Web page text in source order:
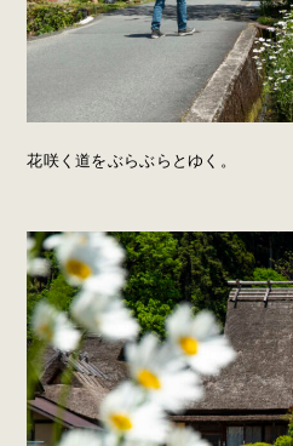
花咲く道をぶらぶらとゆく。